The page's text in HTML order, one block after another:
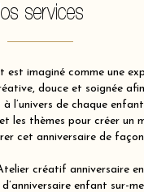
services
imaginé comme une
douce et soignée
l’univers de chaque
les thèmes pour créer un
cet anniversaire de
créatif anniversaire
enfant sur-